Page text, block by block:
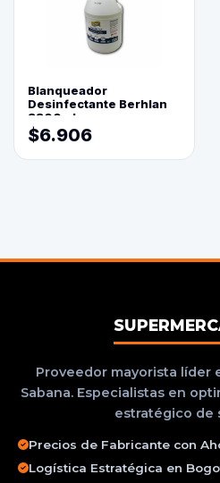
Blanqueador
Desinfectante Berhlan
3800ml
$6.906
Proveedor mayorista líder
Sabana. Especialistas en
estratégico de
Precios de Fabricante con
Logística Estratégica en